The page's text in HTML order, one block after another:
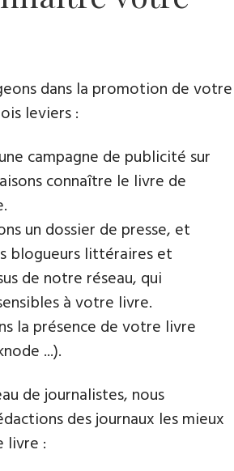
dans la promotion de votre
leviers :
campagne de publicité sur
connaître le livre de
un dossier de presse, et
blogueurs littéraires et
de notre réseau, qui
à votre livre.
la présence de votre livre
...).
de journalistes, nous
des journaux les mieux
livre :